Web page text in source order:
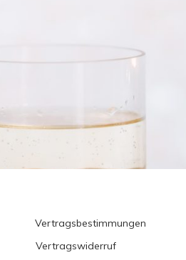
Vertragsbestimmungen
Vertragswiderruf